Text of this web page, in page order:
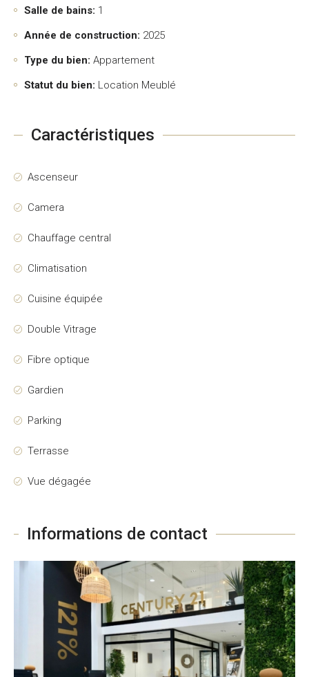
Salle de bains: 1
Année de construction: 2025
Type du bien: Appartement
Statut du bien: Location Meublé
Caractéristiques
Ascenseur
Camera
Chauffage central
Climatisation
Cuisine équipée
Double Vitrage
Fibre optique
Gardien
Parking
Terrasse
Vue dégagée
Informations de contact